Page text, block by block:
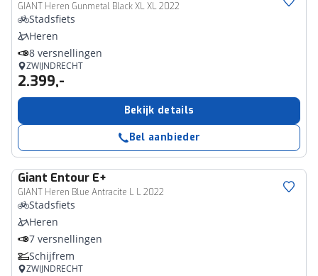
GIANT Heren Gunmetal Black XL XL 2022
Stadsfiets
Heren
8 versnellingen
ZWIJNDRECHT
2.399,-
Bekijk details
Bel aanbieder
Giant Entour E+
GIANT Heren Blue Antracite L L 2022
Stadsfiets
Heren
7 versnellingen
Schijfrem
ZWIJNDRECHT